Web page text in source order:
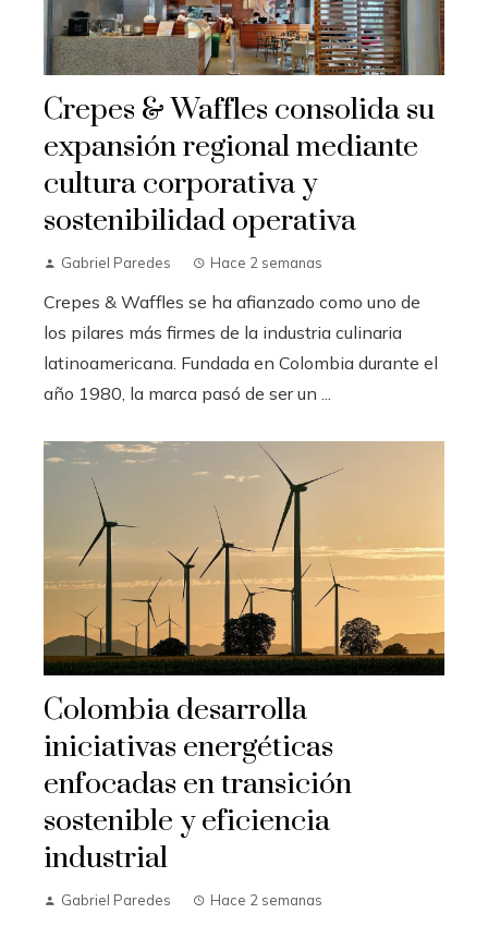
Crepes & Waffles consolida su
expansión regional mediante
cultura corporativa y
sostenibilidad operativa
Gabriel Paredes Hace 2 semanas
Crepes & Waffles se ha afianzado como uno de
los pilares más firmes de la industria culinaria
latinoamericana. Fundada en Colombia durante el
año 1980, la marca pasó de ser un ...
Colombia desarrolla
iniciativas energéticas
enfocadas en transición
sostenible y eficiencia
industrial
Gabriel Paredes Hace 2 semanas